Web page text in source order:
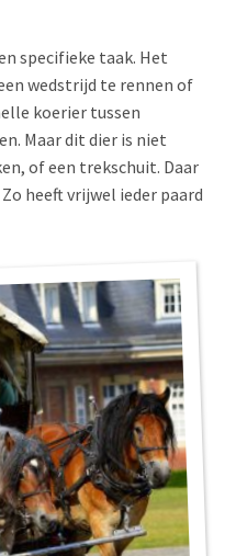
specifieke taak. Het
wedstrijd te rennen of
koerier tussen
Maar dit dier is niet
of een trekschuit. Daar
heeft vrijwel ieder paard